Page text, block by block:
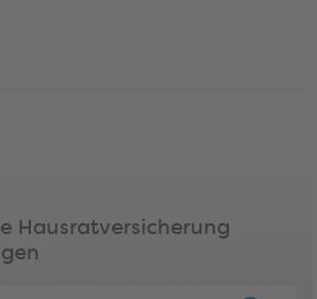
Hausratversicherung